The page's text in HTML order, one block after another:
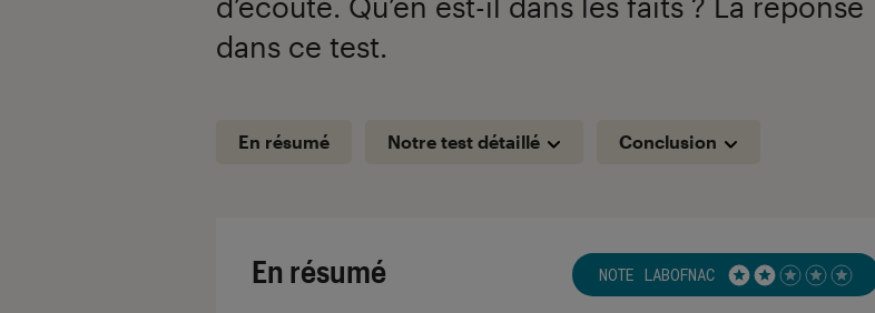
dans ce test.
En résumé Notre test détaillé Conclusion
En résumé NOTE LABOFNAC Noté 2 étoiles sur 5